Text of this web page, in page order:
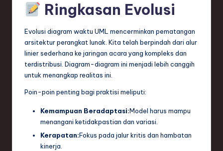
Ringkasan Evolusi
Evolusi diagram waktu UML mencerminkan pematangan
arsitektur perangkat lunak. Kita telah berpindah dari alur
linier sederhana ke jaringan acara yang kompleks dan
terdistribusi. Diagram-diagram ini menjadi lebih canggih
untuk menangkap realitas ini.
Poin-poin penting bagi praktisi meliputi:
Kemampuan Beradaptasi:Model harus mampu
menangani ketidakpastian dan variasi.
Kerapatan:Fokus pada jalur kritis dan hambatan
kinerja.